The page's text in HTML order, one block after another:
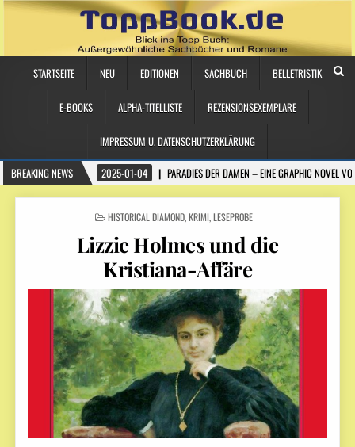
STARTSEITE NEU EDITIONEN SACHBUCH BELLETRISTIK
E-BOOKS ALPHA-TITELLISTE REZENSIONSEXEMPLARE
IMPRESSUM U. DATENSCHUTZERKLÄRUNG
BREAKING NEWS
2025-01-04 PARADIES DER DAMEN – EINE GRAPHIC NOVEL
POSTED
HISTORICAL DIAMOND,KRIMI,LESEPROBE
Lizzie Holmes und die
Kristiana-Affäre